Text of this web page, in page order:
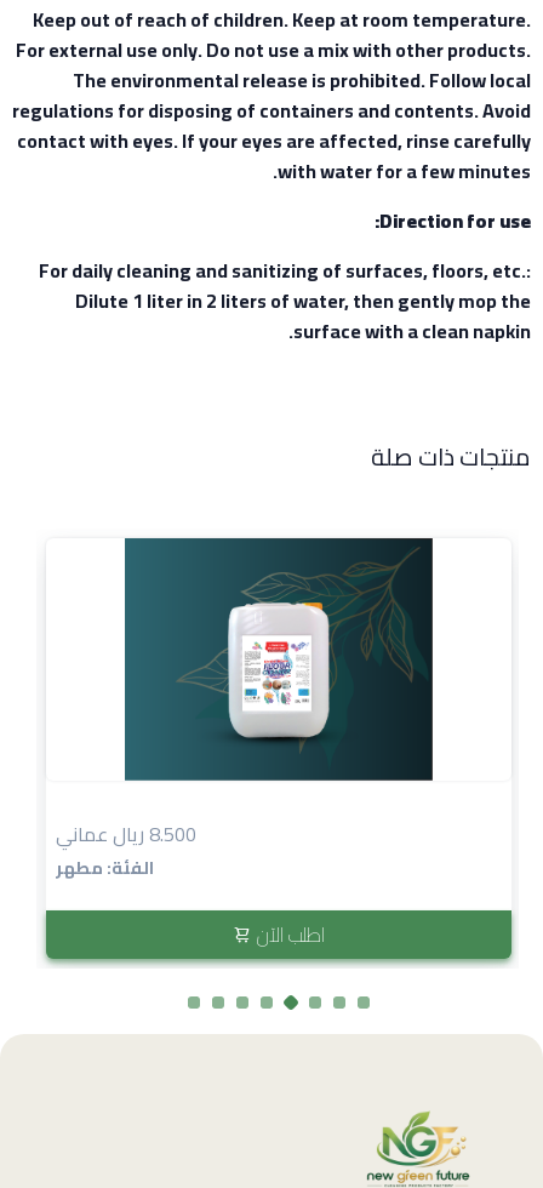
Keep out of reach of children. Keep at room temperature.
For external use only. Do not use a mix with other products.
The environmental release is prohibited. Follow local
regulations for disposing of containers and contents. Avoid
contact with eyes. If your eyes are affected, rinse carefully
with water for a few minutes.
Direction for use:
For daily cleaning and sanitizing of surfaces, floors, etc.:
Dilute 1 liter in 2 liters of water, then gently mop the
surface with a clean napkin.
منتجات ذات صلة
8.500 ريال عماني
الفئة: مطهر
اطلب الآن